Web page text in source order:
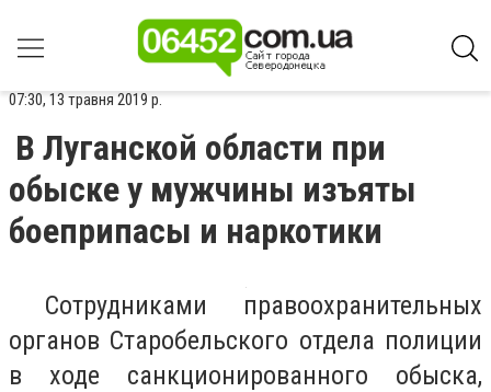
07:30, 13 травня 2019 р.
В Луганской области при
обыске у мужчины изъяты
боеприпасы и наркотики
Сотрудниками правоохранительных
органов Старобельского отдела полиции
в ходе санкционированного обыска,